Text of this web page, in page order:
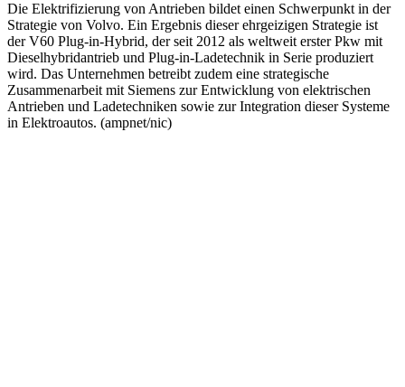
Die Elektrifizierung von Antrieben bildet einen Schwerpunkt in der
Strategie von Volvo. Ein Ergebnis dieser ehrgeizigen Strategie ist
der V60 Plug-in-Hybrid, der seit 2012 als weltweit erster Pkw mit
Dieselhybridantrieb und Plug-in-Ladetechnik in Serie produziert
wird. Das Unternehmen betreibt zudem eine strategische
Zusammenarbeit mit Siemens zur Entwicklung von elektrischen
Antrieben und Ladetechniken sowie zur Integration dieser Systeme
in Elektroautos. (ampnet/nic)